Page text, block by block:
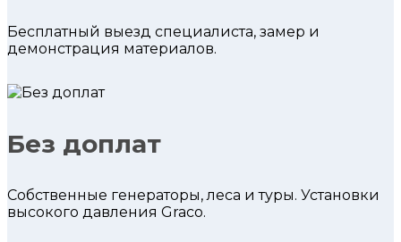
Бесплатный выезд специалиста, замер и
демонстрация материалов.
Без доплат
Собственные генераторы, леса и туры. Установки
высокого давления Graco.